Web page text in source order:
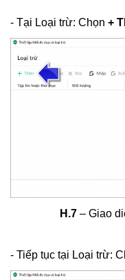
- Tại Loại trừ: Chọn +
H.7 – Giao
- Tiếp tục tại Loại trừ: